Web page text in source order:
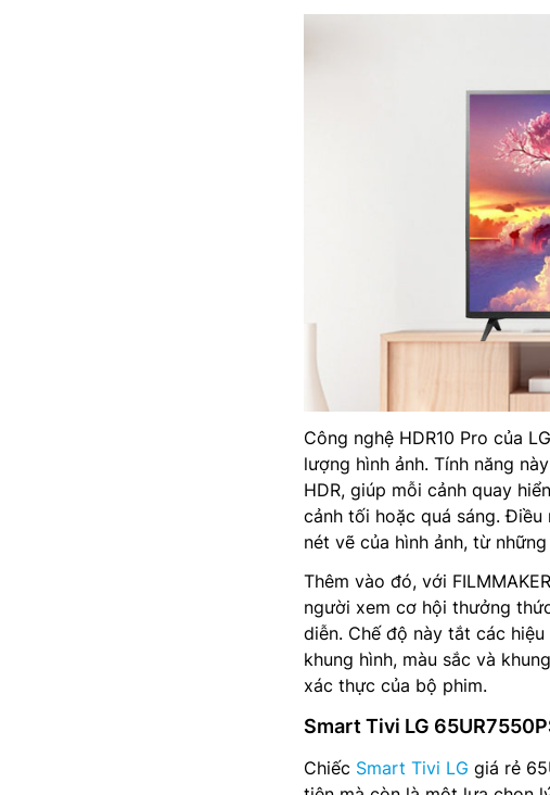
Công nghệ HDR10 Pro của
lượng hình ảnh. Tính năng
HDR, giúp mỗi cảnh quay
cảnh tối hoặc quá sáng.
nét vẽ của hình ảnh, từ
Thêm vào đó, với
người xem cơ hội thưởng
diễn. Chế độ này tắt các
khung hình, màu sắc và
xác thực của bộ phim.
Smart Tivi LG
Chiếc Smart Tivi LG giá rẻ